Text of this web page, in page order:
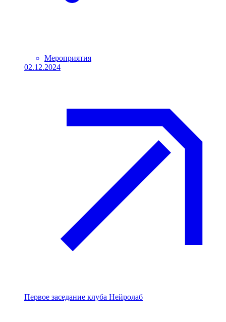
Мероприятия
02.12.2024
Первое заседание клуба Нейролаб